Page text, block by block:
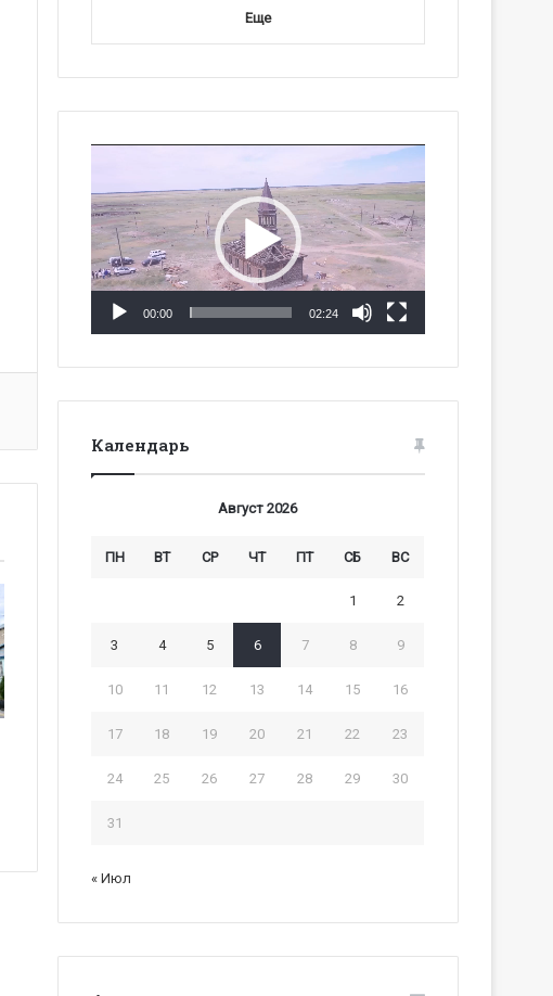
Еще
00:00 02:24
Календарь
Август 2026
ПН ВТ СР ЧТ ПТ СБ ВС
1 2
3 4 5 6 7 8 9
10 11 12 13 14 15 16
17 18 19 20 21 22 23
24 25 26 27 28 29 30
31
« Июл